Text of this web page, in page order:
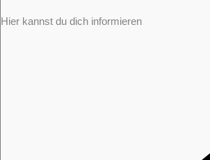
Hier kannst du dich informieren